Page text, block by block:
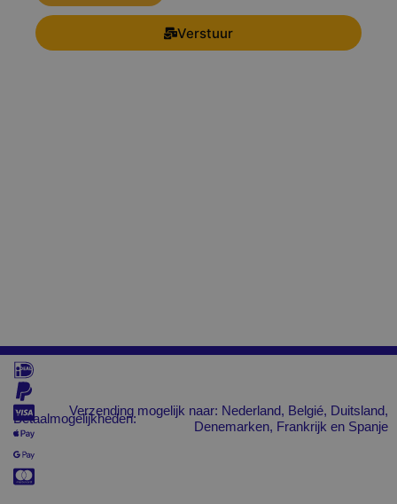
Verstuur
Betaalmogelijkheden:
Verzending mogelijk naar: Nederland, Belgié, Duitsland,
Denemarken, Frankrijk en Spanje